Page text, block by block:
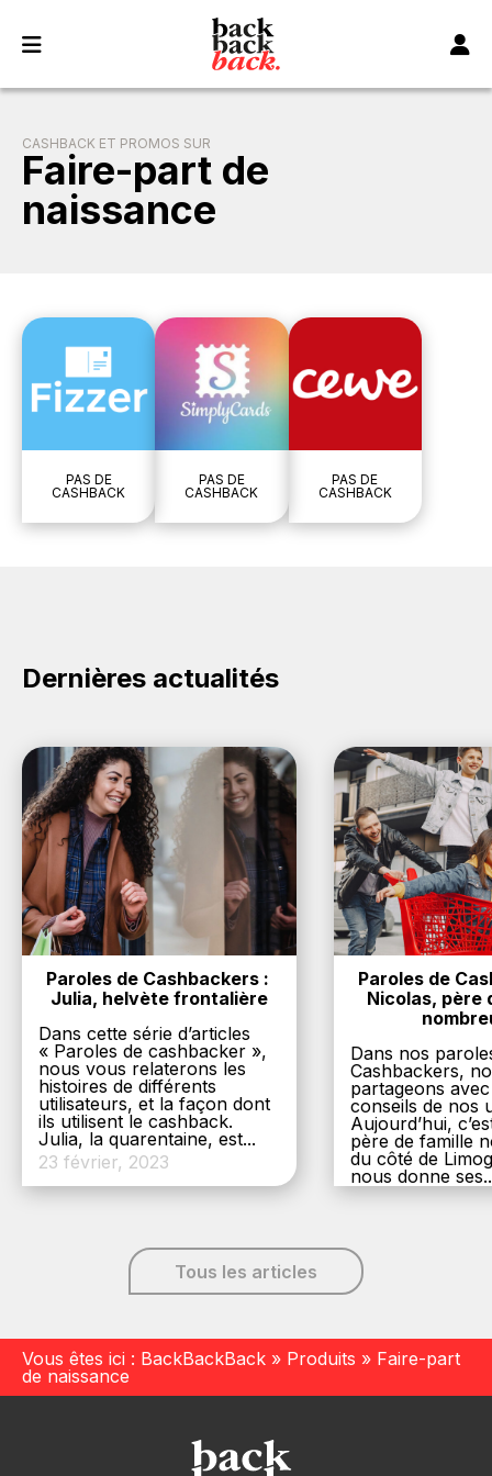
CASHBACK ET PROMOS SUR
Faire-part de
naissance
PAS DE
CASHBACK
PAS DE
CASHBACK
PAS DE
CASHBACK
Dernières actualités
Paroles de Cashbackers :
Julia, helvète frontalière
Dans cette série d’articles
« Paroles de cashbacker »,
nous vous relaterons les
histoires de différents
utilisateurs, et la façon dont
ils utilisent le cashback.
Julia, la quarentaine, est...
23 février, 2023
Paroles de
Nicolas, père
Dans nos
Cashbackers,
partageons
conseils de nos
Aujourd’hui,
père de famille
du côté de
nous donne
Tous les articles
Vous êtes ici : BackBackBack » Produits » Faire-part
de naissance